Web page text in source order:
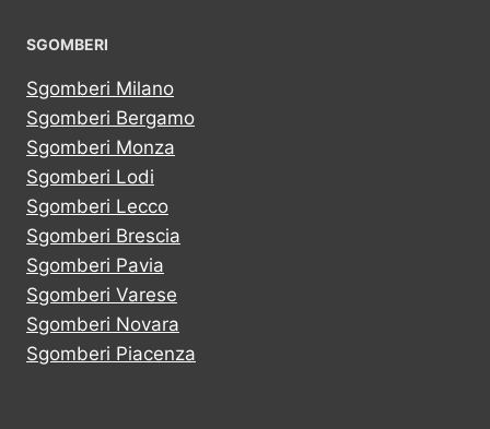
SGOMBERI
Sgomberi Milano
Sgomberi Bergamo
Sgomberi Monza
Sgomberi Lodi
Sgomberi Lecco
Sgomberi Brescia
Sgomberi Pavia
Sgomberi Varese
Sgomberi Novara
Sgomberi Piacenza